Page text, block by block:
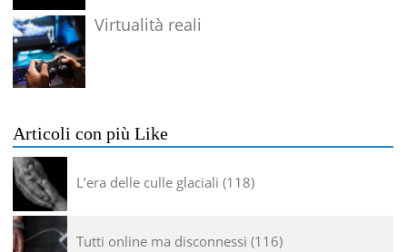
Virtualità reali
Articoli con più Like
L’era delle culle glaciali 118
Tutti online ma disconnessi 116